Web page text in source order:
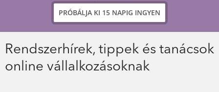
PRÓBÁLJA KI 15 NAPIG INGYEN
Rendszerhírek, tippek és tanácsok
online vállalkozásoknak